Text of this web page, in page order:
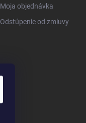
Moja objednávka
Odstúpenie od zmluvy